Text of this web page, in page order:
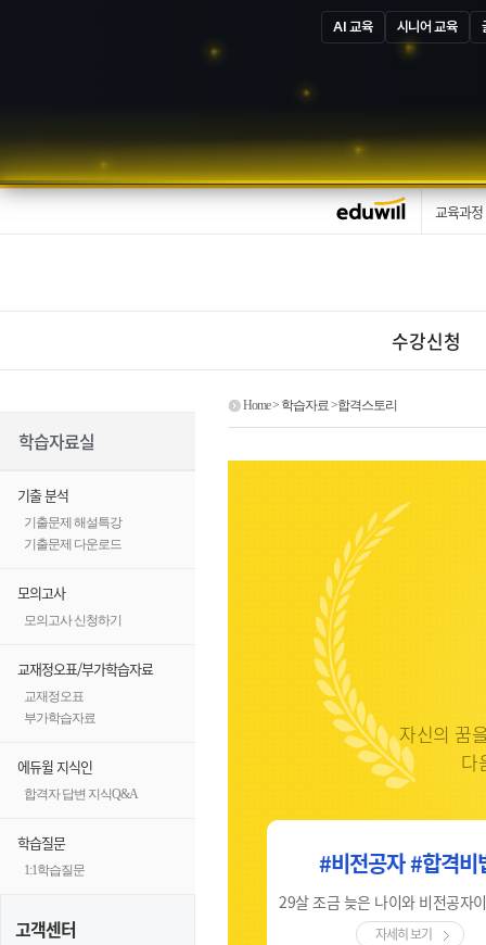
AI 교육 시니어 교육
교육과정
수강신청
학습자료실
기출 분석
기출문제 해설특강
기출문제 다운로드
모의고사
모의고사 신청하기
교재정오표/부가학습자료
교재정오표
부가학습자료
에듀윌 지식인
합격자 답변 지식Q&A
학습질문
1:1학습질문
고객센터
Home> 학습자료 >합격스토리
자신의 꿈
다
#비전공자 #합격의키 #비전공자 #합격비
자세히 보기